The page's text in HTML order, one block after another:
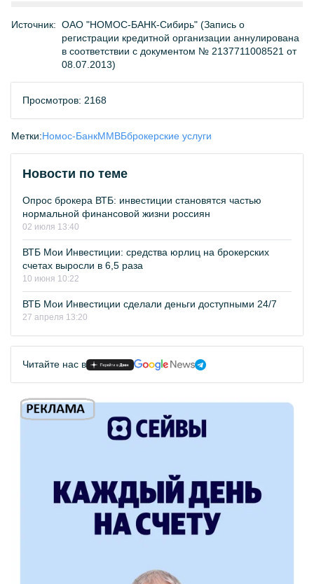
Источник: ОАО "НОМОС-БАНК-Сибирь" (Запись о
регистрации кредитной организации аннулирована
в соответствии с документом № 2137711008521 от
08.07.2013)
Просмотров: 2168
Метки:Номос-БанкММВБброкерские услуги
Новости по теме
Опрос брокера ВТБ: инвестиции становятся частью
нормальной финансовой жизни россиян
02 июля 13:40
ВТБ Мои Инвестиции: средства юрлиц на брокерских
счетах выросли в 6,5 раза
10 июня 10:22
ВТБ Мои Инвестиции сделали деньги доступными 24/7
27 апреля 13:20
Читайте нас в